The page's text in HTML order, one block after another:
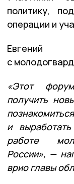
политику,
операции и
Евгений
с
«Этот
получить
и
работе
России», —
врио главы